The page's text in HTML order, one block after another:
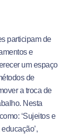
participam de
e
um espaço
de
a troca de
Nesta
‘Sujeitos e